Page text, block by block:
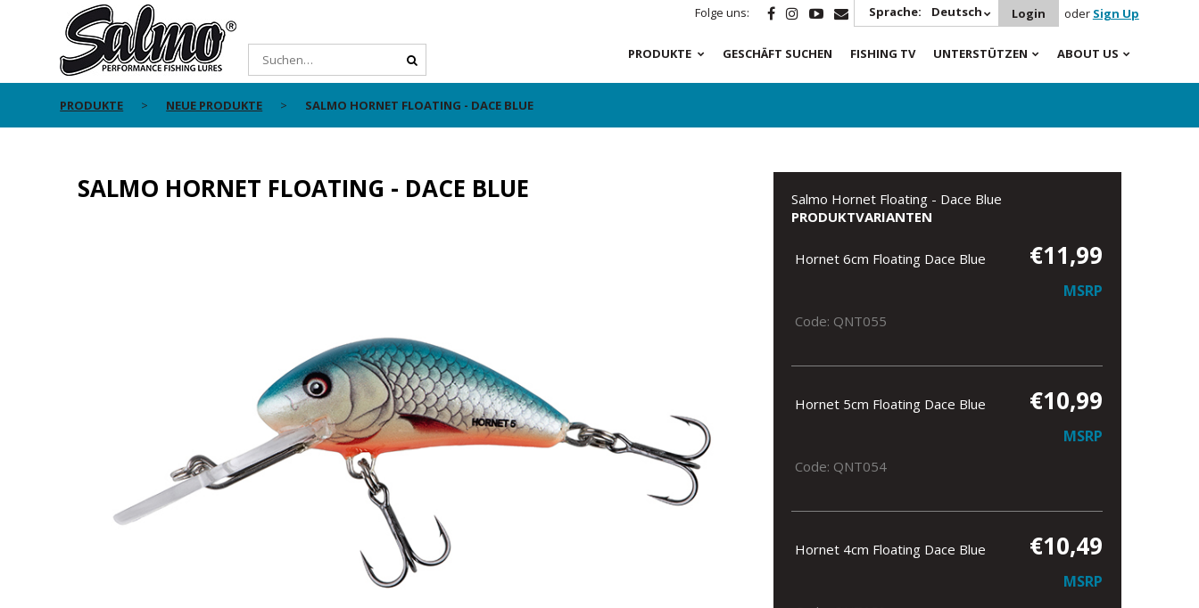
Folge uns: Sprache: Deutsch Login oder Sign Up
PRODUKTE GESCHÄFT SUCHEN FISHING TV UNTERSTÜTZEN ABOUT US
PRODUKTE NEUE PRODUKTE SALMO HORNET FLOATING - DACE BLUE
SALMO HORNET FLOATING - DACE BLUE
Salmo Hornet Floating - Dace Blue
PRODUKTVARIANTEN
Hornet 6cm Floating Dace Blue €11,99
MSRP
Code: QNT055
Hornet 5cm Floating Dace Blue €10,99
MSRP
Code: QNT054
Hornet 4cm Floating Dace Blue €10,49
MSRP